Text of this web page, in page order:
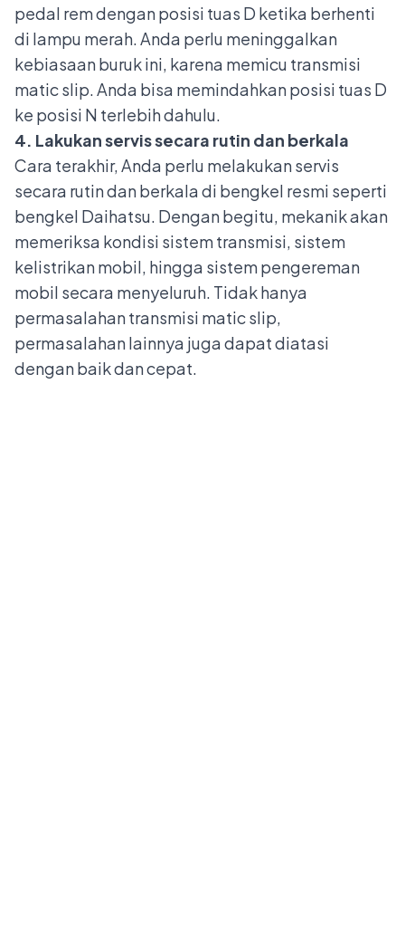
pedal rem dengan posisi tuas D ketika berhenti
di lampu merah. Anda perlu meninggalkan
kebiasaan buruk ini, karena memicu transmisi
matic slip. Anda bisa memindahkanposisi tuas D
ke posisi N terlebih dahulu.
4. Lakukan servis secara rutin dan berkala
Cara terakhir, Anda perlu melakukan servis
secara rutin dan berkala di bengkel resmi seperti
bengkel Daihatsu. Dengan begitu, mekanik akan
memeriksa kondisi sistem transmisi, sistem
kelistrikan mobil, hingga sistem pengereman
mobil secara menyeluruh. Tidak hanya
permasalahan transmisi matic slip,
permasalahan lainnya juga dapat diatasi
dengan baik dan cepat.